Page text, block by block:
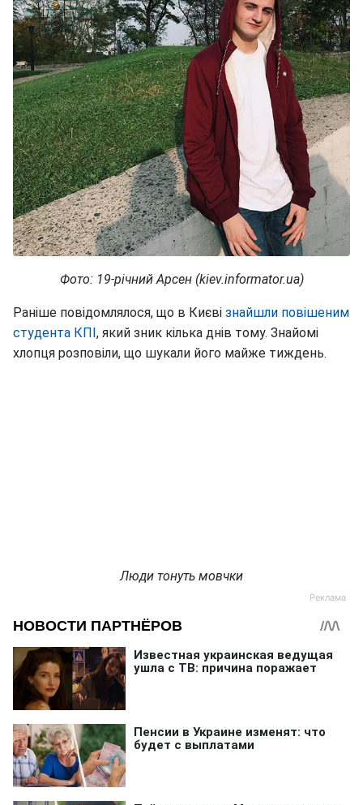
Фото: 19-річний Арсен (kiev.informator.ua)
Раніше повідомлялося, що в Києві знайшли повішеним
студента КПІ, який зник кілька днів тому. Знайомі
хлопця розповіли, що шукали його майже тиждень.
Люди тонуть мовчки